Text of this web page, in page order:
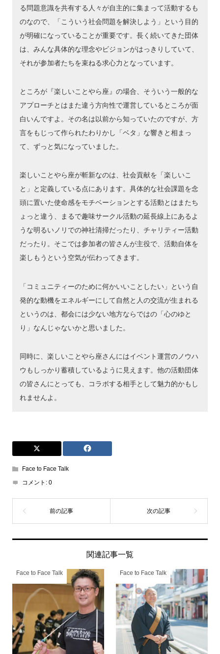
る問題意識を共有する人々が自主的に集まって活動するも
のなので、「こういう社会問題を解決しよう」という目的
が明確になっていることが重要です。長く続いてきた団体
は、みんな具体的な理念やビジョンがはっきりしていて、
それが参加者たちを束ねる求心力となっています。
ところが『楽しいことやら座』の場合、そういう一般的な
アプローチとはまた違う方向性で運営しているところが面
白いんですよ。その名は以前から知っていたのですが、方
言をもじって作られたわりかし「ベタ」な響きと相まっ
て、ずっと気になっていました。
楽しいことやら座が斬新なのは、社会貢献を「楽しいこ
と」と定義している点にあります。具体的な社会課題を念
頭に置いた使命感をモチベーションとする活動とはまたち
ょっと違う、まるで趣味サークル活動の延長線上にあるよ
うな明るいノリでの神社清掃だったり、チャリティー活動
だったり。そこでは参加者の皆さんが主役で、活動自体を
楽しもうという空気が伝わってきます。
「コミュニティーのために何かいいことしたい」という自
発的な動機をエネルギーにして自然と人の交流が生まれる
というのは、都会には少ない地方ならではの「心のゆと
り」なんじゃないかと思いました。
同時に、楽しいことやら座さんにはイベント運営のノウハ
ウもしっかり蓄積しているように見えます。他の活動団体
の皆さんにとっても、コラボする相手として魅力的かもし
れませんよ。
Face to Face Talk
コメント: 0
関連記事一覧
Face to Face Talk Face to Face Talk